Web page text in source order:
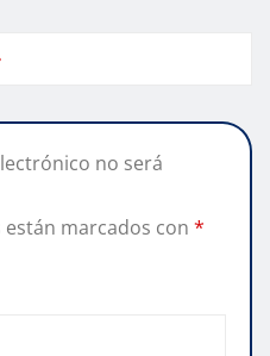
no será
marcados con *